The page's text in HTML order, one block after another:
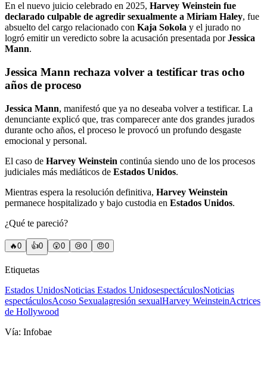
En el nuevo juicio celebrado en 2025, Harvey Weinstein fue
declarado culpable de agredir sexualmente a Miriam Haley, fue
absuelto del cargo relacionado con Kaja Sokola y el jurado no
logró emitir un veredicto sobre la acusación presentada porJessica
Mann.
Jessica Mann rechaza volver a testificar tras ocho
años de proceso
Jessica Mann, manifestó que ya no deseaba volver a testificar. La
denunciante explicó que, tras comparecer ante dos grandes jurados
durante ocho años, el proceso le provocó un profundo desgaste
emocional y personal.
El caso de Harvey Weinstein continúa siendo uno de los procesos
judiciales más mediáticos de Estados Unidos.
Mientras espera la resolución definitiva, Harvey Weinstein
permanece hospitalizado y bajo custodia en Estados Unidos.
¿Qué te pareció?
🔥0 👍0 😲0 😢0 😠0
Etiquetas
Estados UnidosNoticias Estados UnidosespectáculosNoticias
espectáculosAcoso Sexualagresión sexualHarvey WeinsteinActrices
de Hollywood
Vía: Infobae